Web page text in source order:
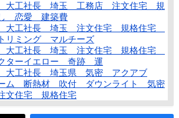
大工社長 埼玉 工務店 注文住宅 規
恋愛 建築費
大工社長 埼玉 注文住宅 規格住宅
ミング マルチーズ
大工社長 埼玉 注文住宅 規格住宅
ターイエロー 奇跡 運
大工社長 埼玉県 気密 アクアブ
ム 断熱材 吹付 ダウンライト 気密
住宅 規格住宅